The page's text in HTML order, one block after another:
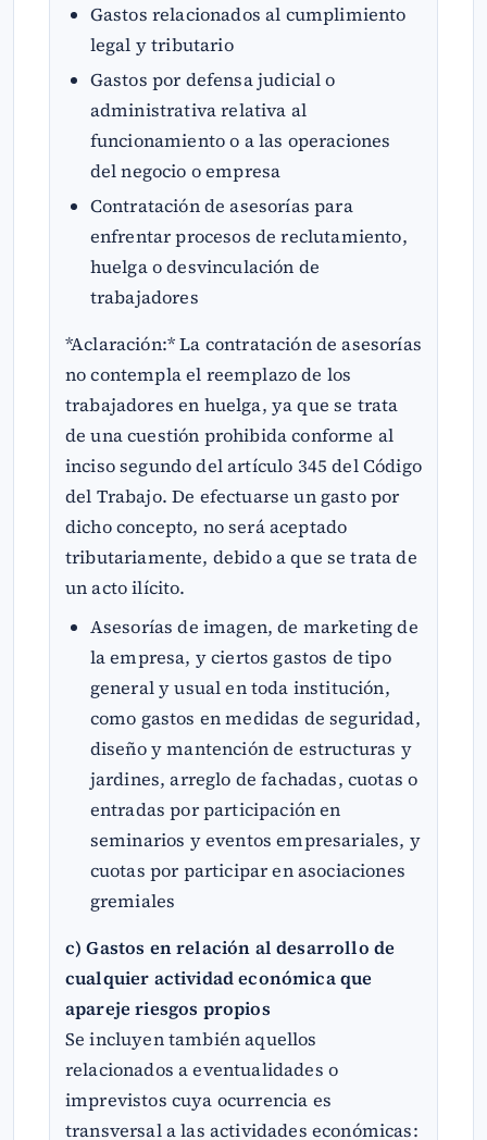
Gastos relacionados al cumplimiento
legal y tributario
Gastos por defensa judicial o
administrativa relativa al
funcionamiento o a las operaciones
del negocio o empresa
Contratación de asesorías para
enfrentar procesos de reclutamiento,
huelga o desvinculación de
trabajadores
*Aclaración:* La contratación de asesorías
no contempla el reemplazo de los
trabajadores en huelga, ya que se trata
de una cuestión prohibida conforme al
inciso segundo del artículo 345 del Código
del Trabajo. De efectuarse un gasto por
dicho concepto, no será aceptado
tributariamente, debido a que se trata de
un acto ilícito.
Asesorías de imagen, de marketing de
la empresa, y ciertos gastos de tipo
general y usual en toda institución,
como gastos en medidas de seguridad,
diseño y mantención de estructuras y
jardines, arreglo de fachadas, cuotas o
entradas por participación en
seminarios y eventos empresariales, y
cuotas por participar en asociaciones
gremiales
c) Gastos en relación al desarrollo de
cualquier actividad económica que
apareje riesgos propios
Se incluyen también aquellos
relacionados a eventualidades o
imprevistos cuya ocurrencia es
transversal a las actividades económicas: